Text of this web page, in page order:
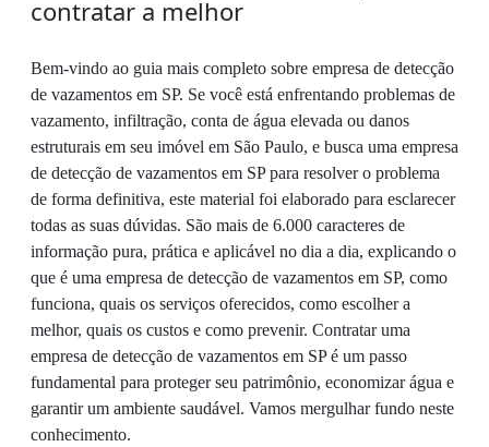
contratar a melhor
Bem-vindo ao guia mais completo sobre empresa de detecção
de vazamentos em SP. Se você está enfrentando problemas de
vazamento, infiltração, conta de água elevada ou danos
estruturais em seu imóvel em São Paulo, e busca uma empresa
de detecção de vazamentos em SP para resolver o problema
de forma definitiva, este material foi elaborado para esclarecer
todas as suas dúvidas. São mais de 6.000 caracteres de
informação pura, prática e aplicável no dia a dia, explicando o
que é uma empresa de detecção de vazamentos em SP, como
funciona, quais os serviços oferecidos, como escolher a
melhor, quais os custos e como prevenir. Contratar uma
empresa de detecção de vazamentos em SP é um passo
fundamental para proteger seu patrimônio, economizar água e
garantir um ambiente saudável. Vamos mergulhar fundo neste
conhecimento.